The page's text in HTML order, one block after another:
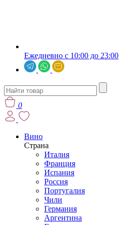
Ежедневно с 10:00 до 23:00
0
Вино
Страна
Италия
Франция
Испания
Россия
Португалия
Чили
Германия
Аргентина